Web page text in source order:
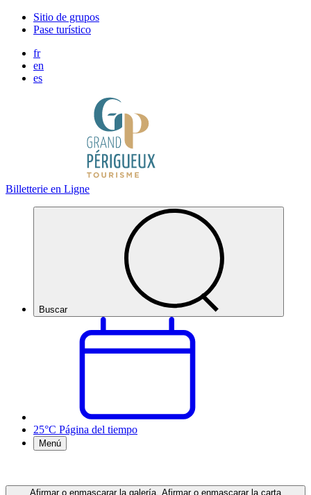
Sitio de grupos
Pase turístico
fr
en
es
Billetterie en Ligne
Buscar
25°C Página del tiempo
Menú
Afirmar o enmascarar la galería, Afirmar o enmascarar la carta